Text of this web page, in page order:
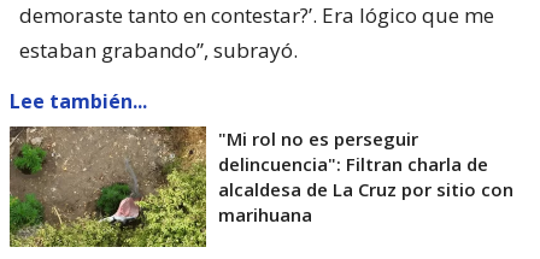
demoraste tanto en contestar?’. Era lógico que me
estaban grabando”, subrayó.
Lee también...
"Mi rol no es perseguir
delincuencia": Filtran charla de
alcaldesa de La Cruz por sitio con
marihuana